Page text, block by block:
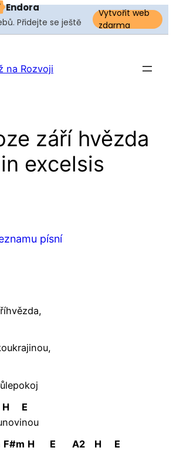
Endora
Přidejte se ještě
Vytvořit web
zdarma
na Rozvoji
září hvězda
excelsis
písní
hvězda,
krajinou,
pokoj
H
novi
E
nou
F#m H
E
A2
H
E